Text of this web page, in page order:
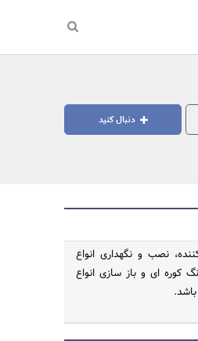
دنبال کنید
نصب و نگهداری انواع
ای و باز سازی انواع